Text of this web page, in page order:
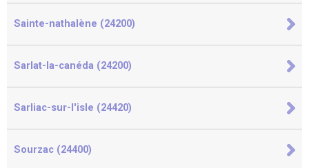
Sainte-nathalène (24200)
Sarlat-la-canéda (24200)
Sarliac-sur-l'isle (24420)
Sourzac (24400)